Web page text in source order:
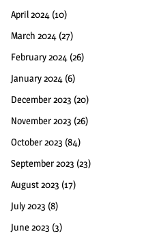
April 2024 (10)
March 2024 (27)
February 2024 (26)
January 2024 (6)
December 2023 (20)
November 2023 (26)
October 2023 (84)
September 2023 (23)
August 2023 (17)
July 2023 (8)
June 2023 (3)